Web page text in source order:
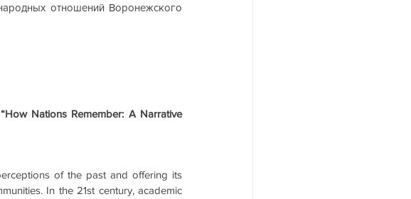
отношений Воронежского
Nations Remember: A Narrative
of the past and offering its
In the 21st century, academic